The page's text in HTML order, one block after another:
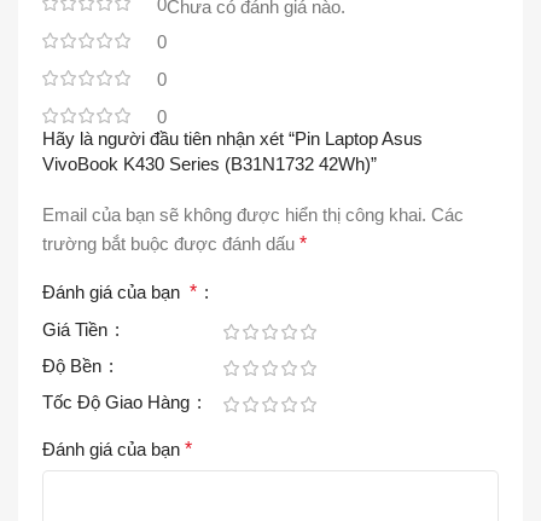
0
0
0
0
Chưa có đánh giá nào.
Hãy là người đầu tiên nhận xét “Pin Laptop Asus
VivoBook K430 Series (B31N1732 42Wh)”
Email của bạn sẽ không được hiển thị công khai. Các
trường bắt buộc được đánh dấu *
Đánh giá của bạn *
Giá Tiền
Độ Bền
Tốc Độ Giao Hàng
Đánh giá của bạn *